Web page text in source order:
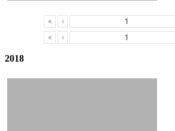
« ‹
« ‹
2018